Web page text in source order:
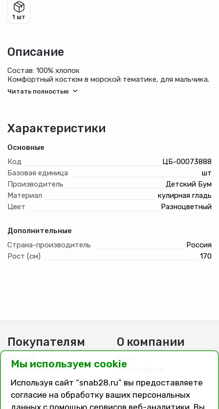
1 шт
Описание
Состав: 100% хлопок
Комфортный костюм в морской тематике, для мальчика.
Футболка со слегка спущенной линией плеч, выполненная
Шорты из однотоного хлопкового полотна, с боковыми
карманами, на притачном поясе с отстроченной
Характеристики
Основные
Код
ЦБ-00073888
Базовая единица
шт
Производитель
Детский Бум
Материал
кулирная гладь
Цвет
Разноцветный
Дополнительные
Страна-производитель
Россия
Рост (см)
170
Покупателям
Каталог
Вопросы и ответы
Заказ, оплата, доставка
Подарочные сертификаты
О компании
О нас
Фотогалерея
Вакансии
Договор публичной
оферты
Мы используем cookie
Используя сайт “snab28.ru” вы предоставляете
согласие на обработку ваших персональных
данных с помощью сервисов веб-аналитики. Вы